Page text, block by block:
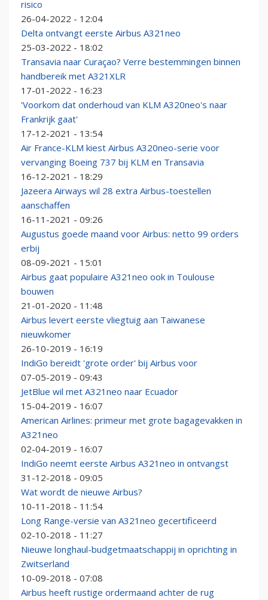
risico
26-04-2022 - 12:04
Delta ontvangt eerste Airbus A321neo
25-03-2022 - 18:02
Transavia naar Curaçao? Verre bestemmingen binnen
handbereik met A321XLR
17-01-2022 - 16:23
'Voorkom dat onderhoud van KLM A320neo's naar
Frankrijk gaat'
17-12-2021 - 13:54
Air France-KLM kiest Airbus A320neo-serie voor
vervanging Boeing 737 bij KLM en Transavia
16-12-2021 - 18:29
Jazeera Airways wil 28 extra Airbus-toestellen
aanschaffen
16-11-2021 - 09:26
Augustus goede maand voor Airbus: netto 99 orders
erbij
08-09-2021 - 15:01
Airbus gaat populaire A321neo ook in Toulouse
bouwen
21-01-2020 - 11:48
Airbus levert eerste vliegtuig aan Taiwanese
nieuwkomer
26-10-2019 - 16:19
IndiGo bereidt 'grote order' bij Airbus voor
07-05-2019 - 09:43
JetBlue wil met A321neo naar Ecuador
15-04-2019 - 16:07
American Airlines: primeur met grote bagagevakken in
A321neo
02-04-2019 - 16:07
IndiGo neemt eerste Airbus A321neo in ontvangst
31-12-2018 - 09:05
Wat wordt de nieuwe Airbus?
10-11-2018 - 11:54
Long Range-versie van A321neo gecertificeerd
02-10-2018 - 11:27
Nieuwe longhaul-budgetmaatschappij in oprichting in
Zwitserland
10-09-2018 - 07:08
Airbus heeft rustige ordermaand achter de rug